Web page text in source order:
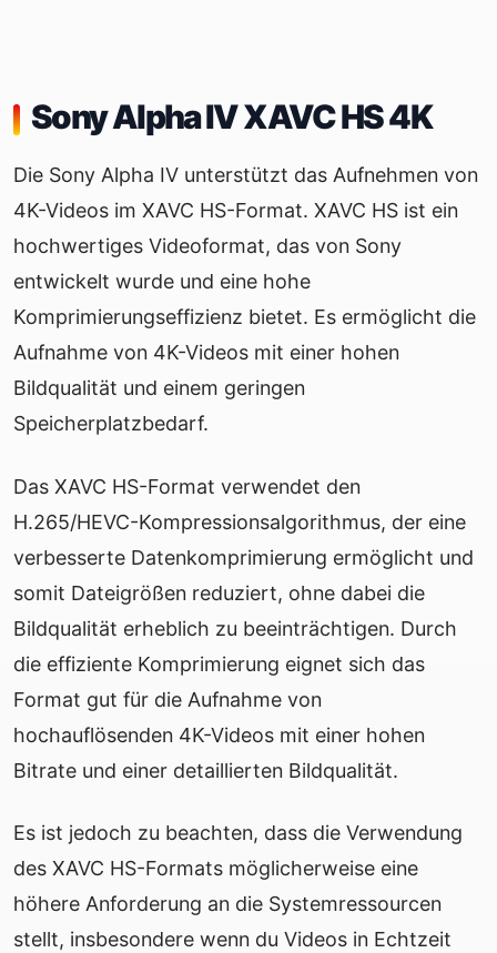
Sony Alpha IV XAVC HS 4K
Die Sony Alpha IV unterstützt das Aufnehmen von
4K-Videos im XAVC HS-Format. XAVC HS ist ein
hochwertiges Videoformat, das von Sony
entwickelt wurde und eine hohe
Komprimierungseffizienz bietet. Es ermöglicht die
Aufnahme von 4K-Videos mit einer hohen
Bildqualität und einem geringen
Speicherplatzbedarf.
Das XAVC HS-Format verwendet den
H.265/HEVC-Kompressionsalgorithmus, der eine
verbesserte Datenkomprimierung ermöglicht und
somit Dateigrößen reduziert, ohne dabei die
Bildqualität erheblich zu beeinträchtigen. Durch
die effiziente Komprimierung eignet sich das
Format gut für die Aufnahme von
hochauflösenden 4K-Videos mit einer hohen
Bitrate und einer detaillierten Bildqualität.
Es ist jedoch zu beachten, dass die Verwendung
des XAVC HS-Formats möglicherweise eine
höhere Anforderung an die Systemressourcen
stellt, insbesondere wenn du Videos in Echtzeit